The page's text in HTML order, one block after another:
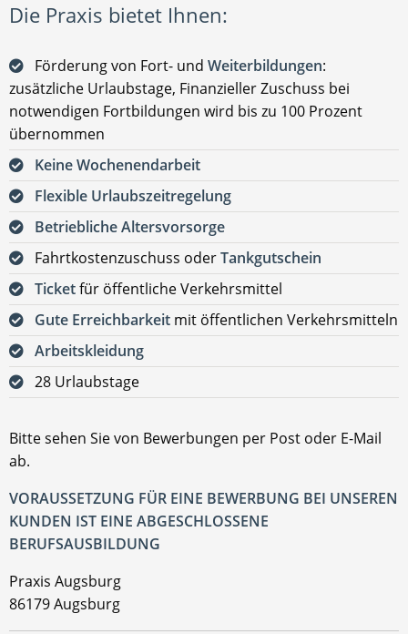
Die Praxis bietet Ihnen:
Förderung von Fort- und Weiterbildungen:
zusätzliche Urlaubstage, Finanzieller Zuschuss bei
notwendigen Fortbildungen wird bis zu 100 Prozent
übernommen
Keine Wochenendarbeit
Flexible Urlaubszeitregelung
Betriebliche Altersvorsorge
Fahrtkostenzuschuss oderTankgutschein
Ticketfür öffentliche Verkehrsmittel
Gute Erreichbarkeit mit öffentlichen Verkehrsmitteln
Arbeitskleidung
28 Urlaubstage
Bitte sehen Sie von Bewerbungen per Post oder E-Mail
ab.
VORAUSSETZUNG FÜR EINE BEWERBUNG BEI UNSEREN
KUNDEN IST EINE ABGESCHLOSSENE
BERUFSAUSBILDUNG
Praxis Augsburg
86179 Augsburg